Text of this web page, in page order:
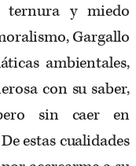
ternura y miedo
Gargallo
ambientales,
con su saber,
sin caer en
estas cualidades